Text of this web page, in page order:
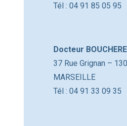
Tél : 04 91 85 05 95
Docteur
37 Rue Grignan –
MARSEILLE
Tél : 04 91 33 09 35